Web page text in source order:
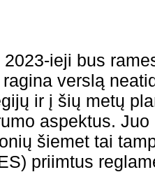
ieji bus
verslą
ir į šių metų
aspektus. Juo
šiemet tai
priimtus